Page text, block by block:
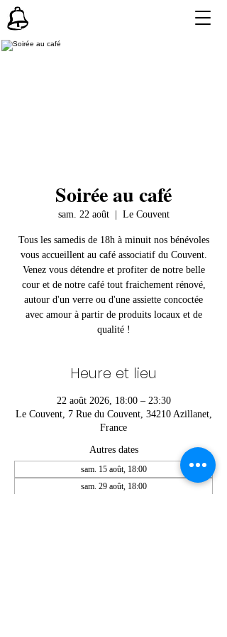
Soirée au café
sam. 22 août
  |
Le Couvent
Tous les samedis de 18h à minuit nos bénévoles
vous accueillent au café associatif du Couvent.
Venez vous détendre et profiter de notre belle
cour et de notre café tout fraichement rénové,
autour d'un verre ou d'une assiette concoctée
avec amour à partir de produits locaux et de
qualité !
Heure et lieu
22 août 2026, 18:00 – 23:30
Le Couvent, 7 Rue du Couvent, 34210 Azillanet,
France
Autres dates
sam. 15 août, 18:00
sam. 29 août, 18:00